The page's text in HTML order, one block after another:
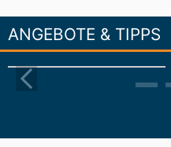
ANGEBOTE & TIPPS